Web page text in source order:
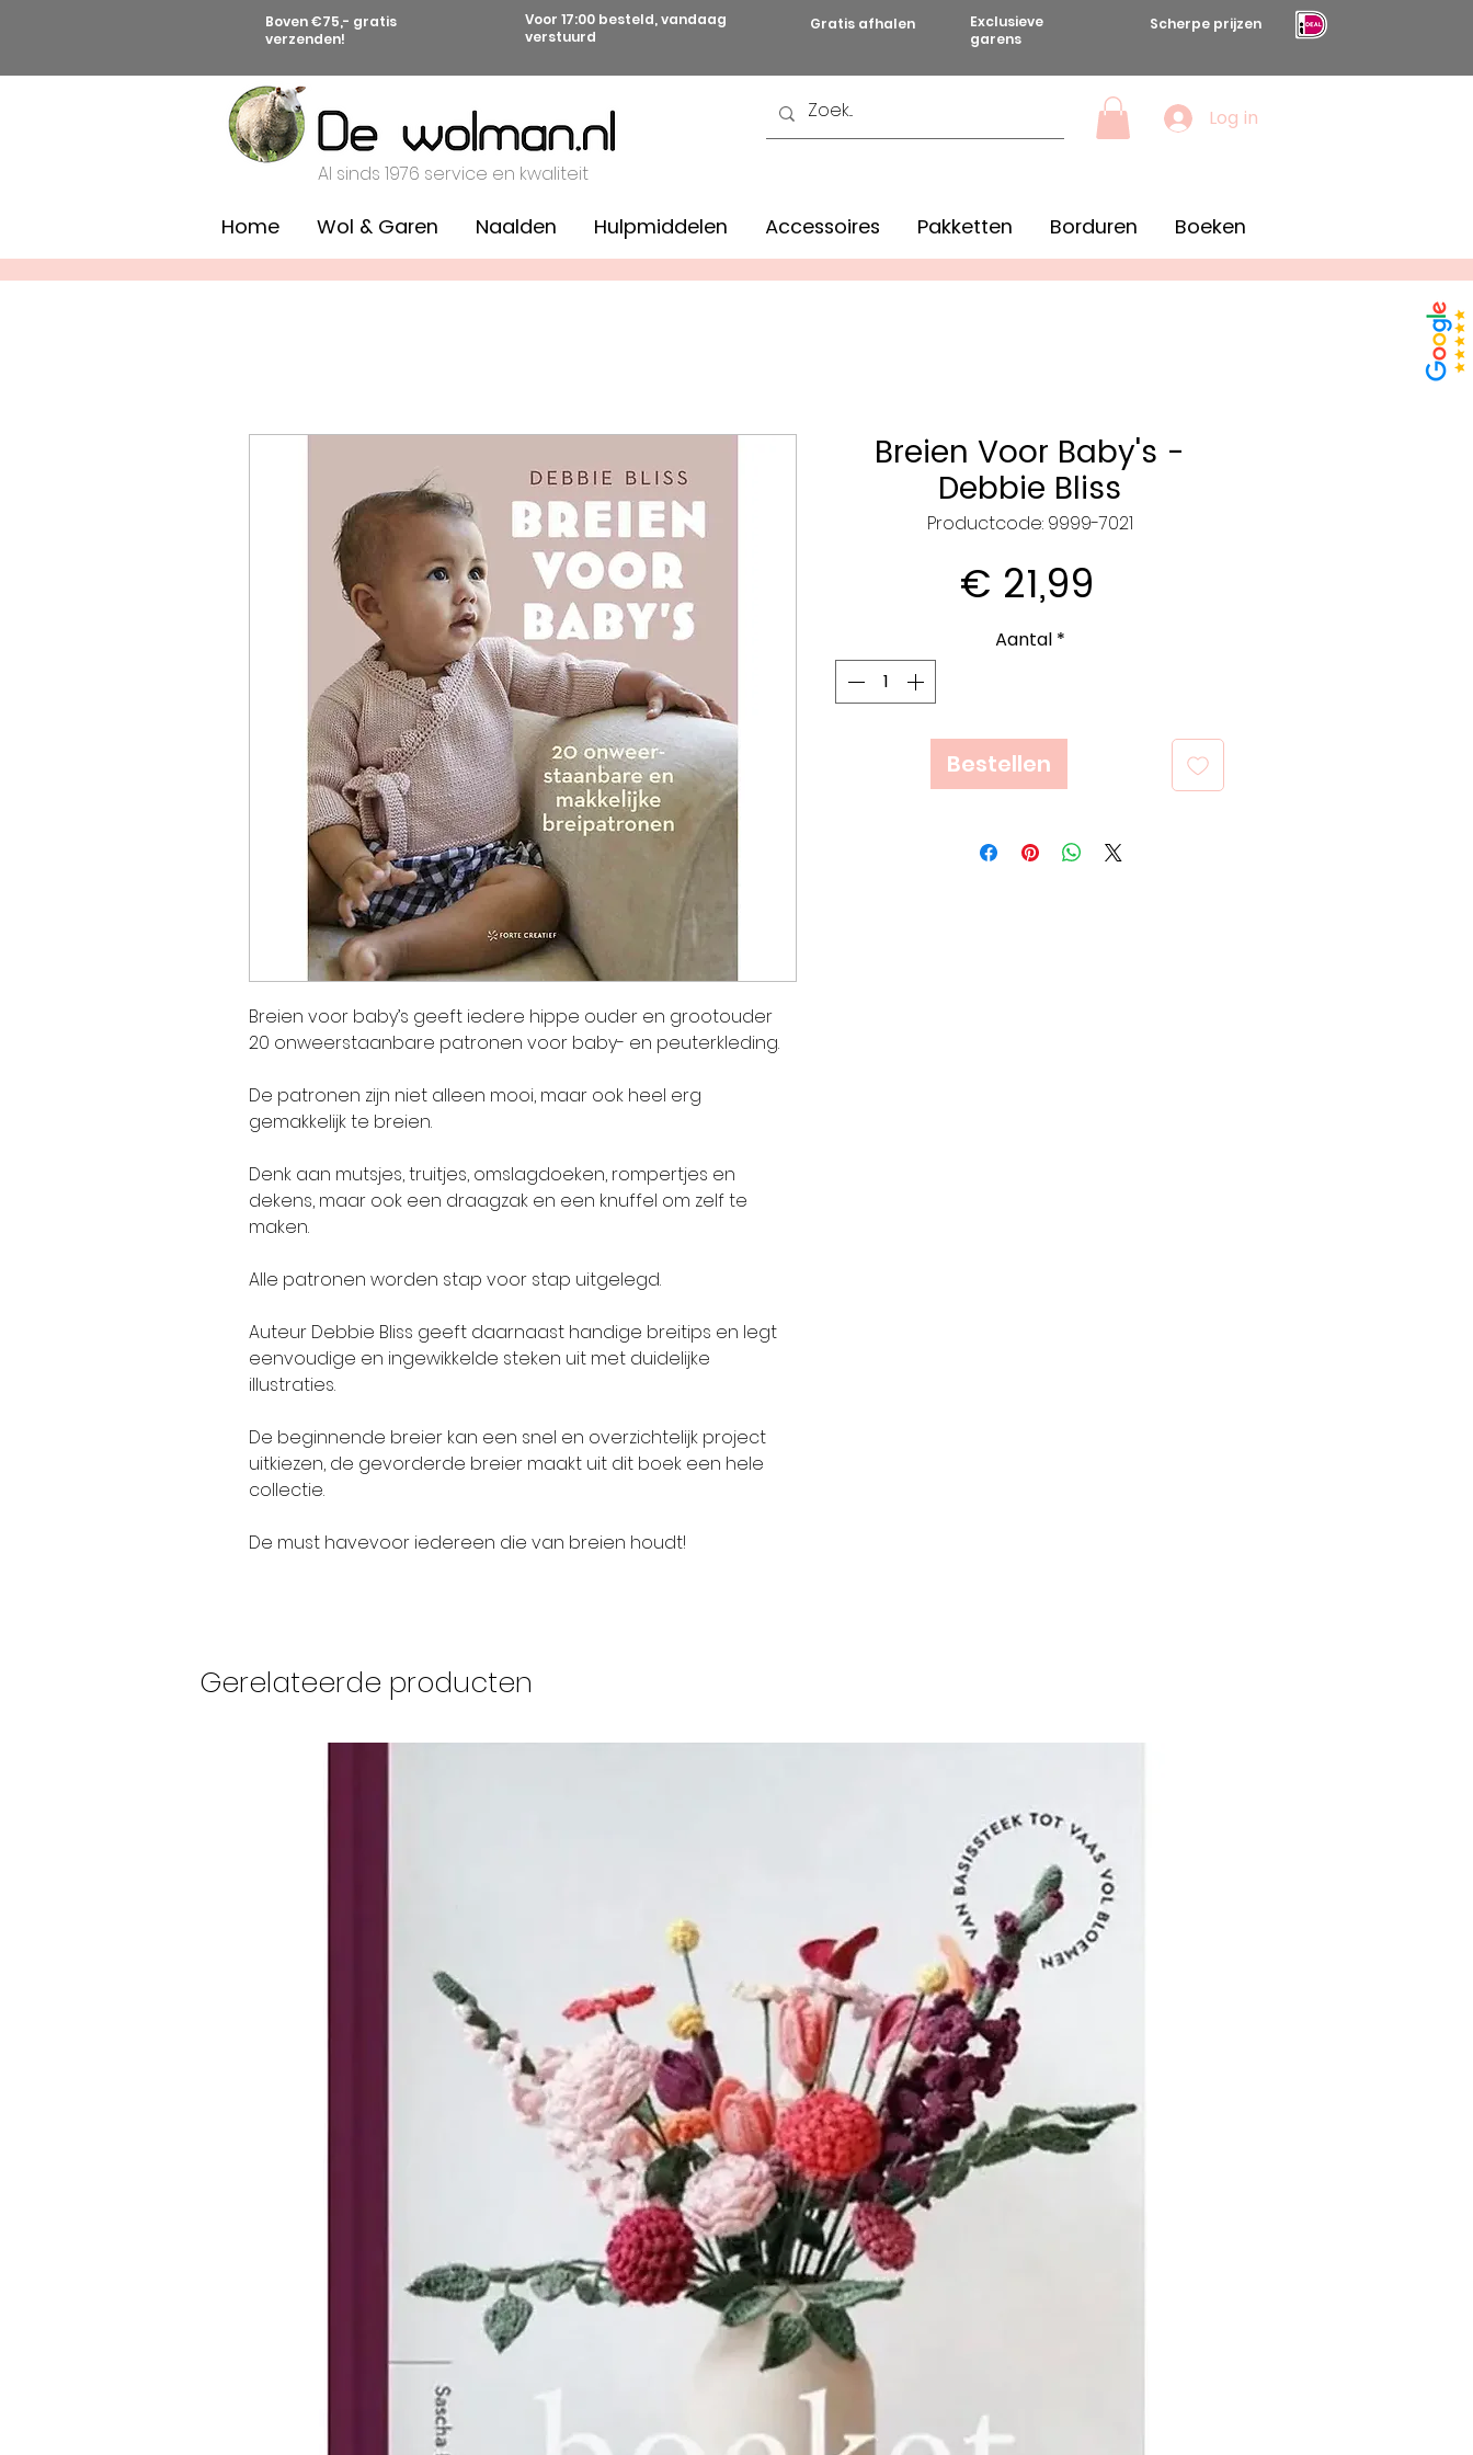
Boven €75,- gratis
verzenden!
Voor 17:00 besteld, vandaag
verstuurd
Gratis afhalen
Exclusieve
garens
Scherpe prijzen
Al sinds 1976 service en kwaliteit
Log in
Home Wol & Garen Naalden Hulpmiddelen Accessoires Pakketten Borduren Boeken
Breien voor baby’s geeft iedere hippe ouder en grootouder
20 onweerstaanbare patronen voor baby- en peuterkleding.
De patronen zijn niet alleen mooi, maar ook heel erg
gemakkelijk te breien.
Denk aan mutsjes, truitjes, omslagdoeken, rompertjes en
dekens, maar ook een draagzak en een knuffel om zelf te
maken.
Alle patronen worden stap voor stap uitgelegd.
Auteur Debbie Bliss geeft daarnaast handige breitips en legt
eenvoudige en ingewikkelde steken uit met duidelijke
illustraties.
De beginnende breier kan een snel en overzichtelijk project
uitkiezen, de gevorderde breier maakt uit dit boek een hele
collectie.
De must havevoor iedereen die van breien houdt!
Breien Voor Baby's -
Debbie Bliss
Productcode: 9999-7021
€ 21,99
Aantal *
Bestellen
Gerelateerde producten